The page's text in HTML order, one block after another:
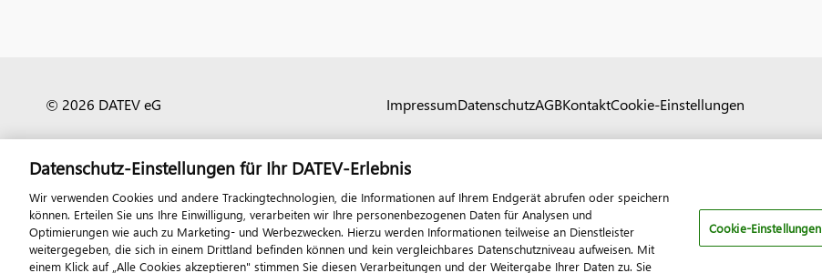
© 2026 DATEV eG ImpressumDatenschutzAGBKontaktCookie-Einstellungen
Datenschutz-Einstellungen für Ihr DATEV-Erlebnis
Wir verwenden Cookies und andere Trackingtechnologien, die Informationen auf Ihrem Endgerät abrufen oder speichern
können. Erteilen Sie uns Ihre Einwilligung, verarbeiten wir Ihre personenbezogenen Daten für Analysen und
Optimierungen wie auch zu Marketing- und Werbezwecken. Hierzu werden Informationen teilweise an Dienstleister
weitergegeben, die sich in einem Drittland befinden können und kein vergleichbares Datenschutzniveau aufweisen. Mit
einem Klick auf „Alle Cookies akzeptieren" stimmen Sie diesen Verarbeitungen und der Weitergabe Ihrer Daten zu. Sie
Cookie-Einstellungen